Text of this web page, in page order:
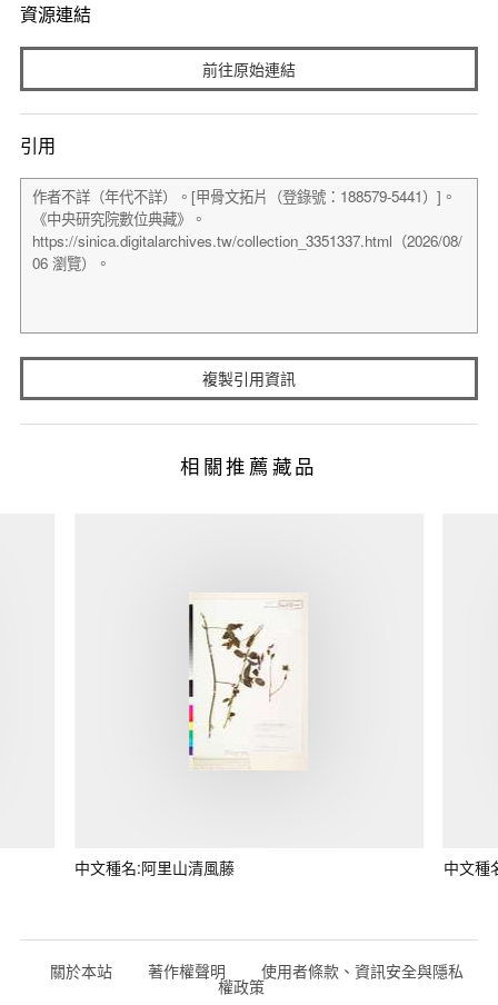
資源連結
前往原始連結
引用
複製引用資訊
相關推薦藏品
中文種名:阿里山清風藤 中文種
關於本站 著作權聲明 使用者條款、資訊安全與隱私
權政策